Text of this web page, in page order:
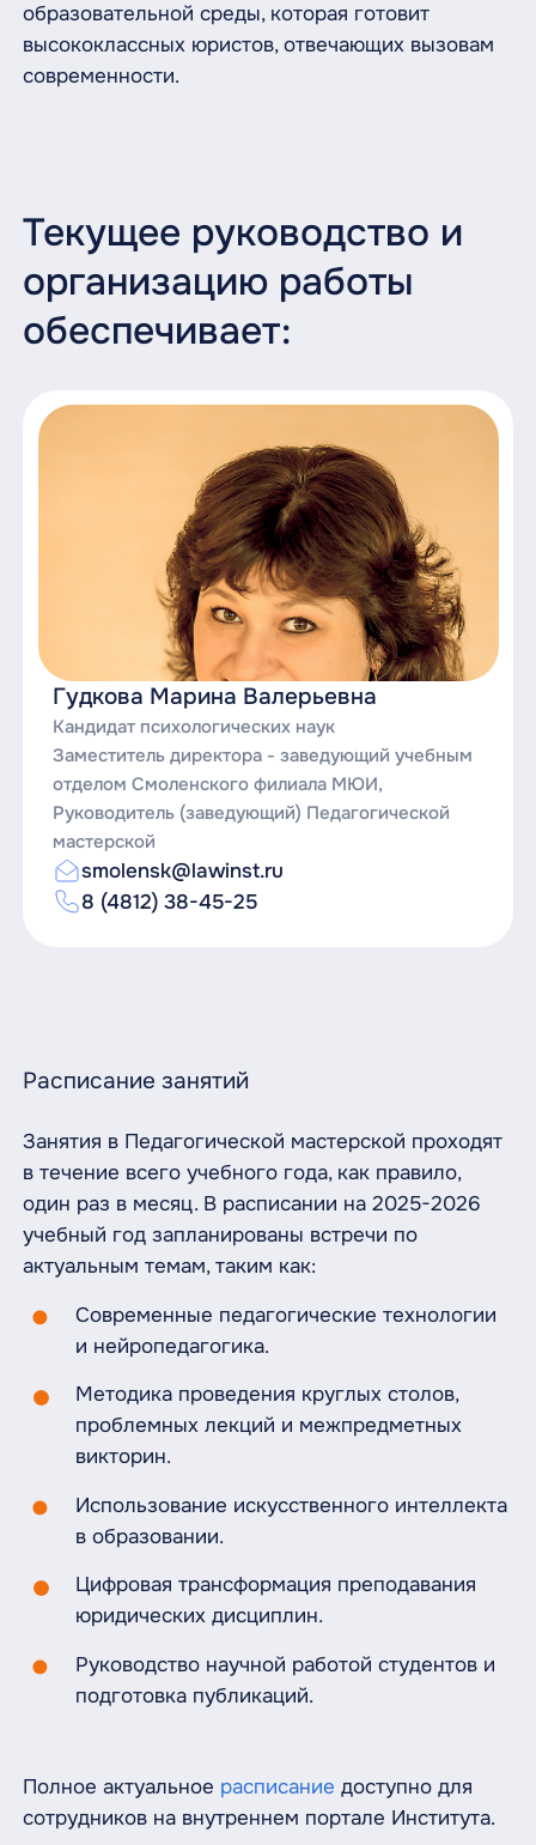
образовательной среды, которая готовит
высококлассных юристов, отвечающих вызовам
современности.
Текущее руководство и
организацию работы
обеспечивает:
Гудкова Марина Валерьевна
Кандидат психологических наук
Заместитель директора - заведующий учебным
отделом Смоленского филиала МЮИ,
Руководитель (заведующий) Педагогической
мастерской
smolensk@lawinst.ru
8 (4812) 38-45-25
Расписание занятий
Занятия в Педагогической мастерской проходят
в течение всего учебного года, как правило,
один раз в месяц. В расписании на 2025-2026
учебный год запланированы встречи по
актуальным темам, таким как:
Современные педагогические технологии
и нейропедагогика.
Методика проведения круглых столов,
проблемных лекций и межпредметных
викторин.
Использование искусственного интеллекта
в образовании.
Цифровая трансформация преподавания
юридических дисциплин.
Руководство научной работой студентов и
подготовка публикаций.
Полное актуальное расписание доступно для
сотрудников на внутреннем портале Института.